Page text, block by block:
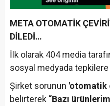
META OTOMATİK
DİLEDİ…
İlk olarak 404 media
sosyal medyada
Şirket sorunun 'otomatik
belirterek “Bazı